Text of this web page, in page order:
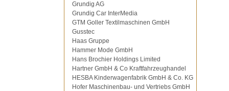
Grundig AG
Grundig Car InterMedia
GTM Goller Textilmaschinen GmbH
Gusstec
Haas Gruppe
Hammer Mode GmbH
Hans Brochier Holdings Limited
Hartner GmbH & Co Kraftfahrzeughandel
HESBA Kinderwagenfabrik GmbH & Co. KG
Hofer Maschinenbau- und Vertriebs GmbH